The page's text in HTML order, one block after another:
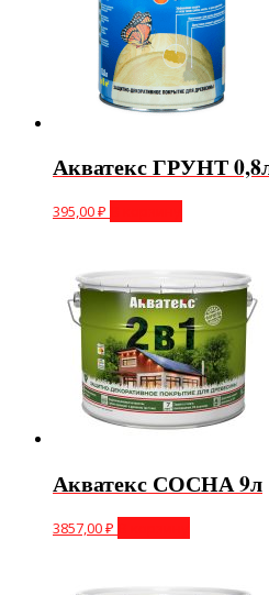
Акватекс ГРУНТ
395,00₽
Акватекс СОСНА 9л
3857,00₽